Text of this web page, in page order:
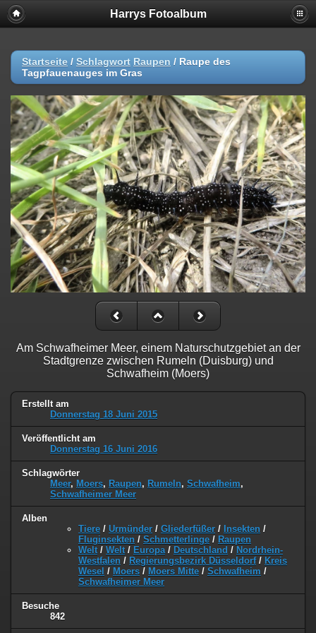
Harrys Fotoalbum
Startseite / Schlagwort Raupen / Raupe des
Tagpfauenauges im Gras
Am Schwafheimer Meer, einem Naturschutzgebiet an der
Stadtgrenze zwischen Rumeln (Duisburg) und
Schwafheim (Moers)
Erstellt am
Donnerstag 18 Juni 2015
Veröffentlicht am
Donnerstag 16 Juni 2016
Schlagwörter
Meer, Moers, Raupen, Rumeln, Schwafheim,
Schwafheimer Meer
Alben
Tiere / Urmünder / Gliederfüßer / Insekten /
Fluginsekten / Schmetterlinge / Raupen
Welt / Welt / Europa / Deutschland / Nordrhein-
Westfalen / Regierungsbezirk Düsseldorf/ Kreis
Wesel / Moers / Moers Mitte / Schwafheim /
Schwafheimer Meer
Besuche
842